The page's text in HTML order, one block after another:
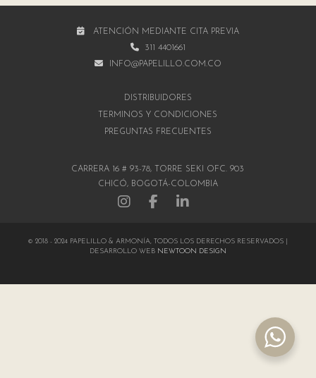
ATENCIÓN MEDIANTE CITA PREVIA
311 4401661
INFO@PAPELILLO.COM.CO
DISTRIBUIDORES
TÉRMINOS Y CONDICIONES
PREGUNTAS FRECUENTES
CARRERA 16 # 93-78, TORRE SEKI OFC. 903
CHICÓ, BOGOTÁ-COLOMBIA
© 2018 - 2024 PAPELILLO & ARMONÍA, TODOS LOS DERECHOS RESERVADOS |
DESARROLLO WEB NEWTOON DESIGN